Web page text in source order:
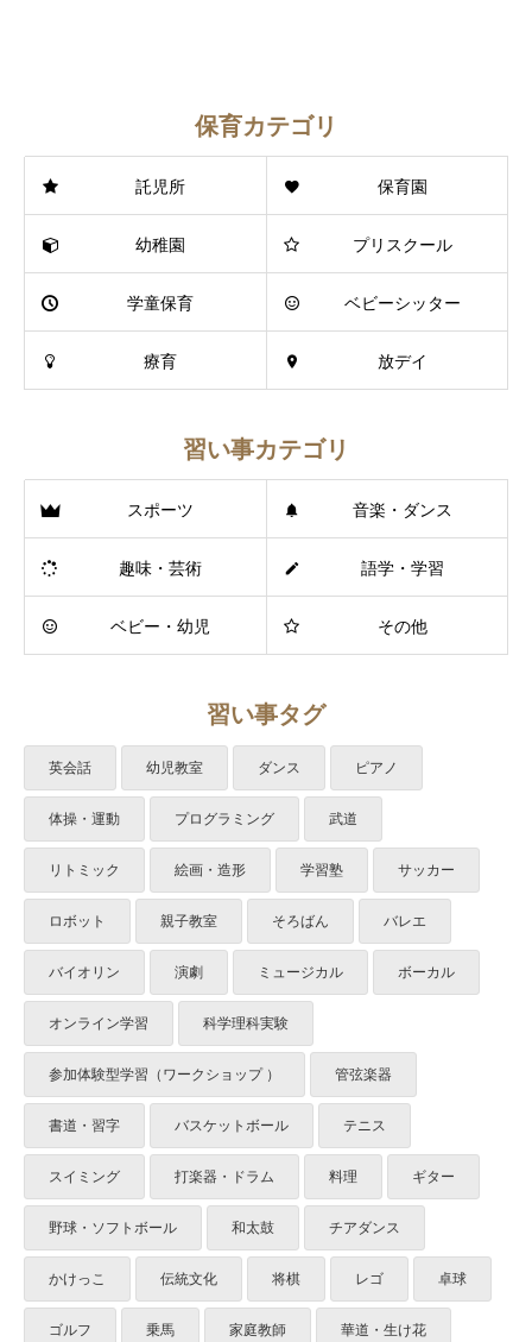
保育カテゴリ
託児所 保育園
幼稚園 プリスクール
学童保育 ベビーシッター
療育 放デイ
習い事カテゴリ
スポーツ 音楽・ダンス
趣味・芸術 語学・学習
ベビー・幼児 その他
習い事タグ
英会話 幼児教室 ダンス ピアノ
体操・運動 プログラミング 武道
リトミック 絵画・造形 学習塾 サッカー
ロボット 親子教室 そろばん バレエ
バイオリン 演劇 ミュージカル ボーカル
オンライン学習 科学理科実験
参加体験型学習（ワークショップ ） 管弦楽器
書道・習字 バスケットボール テニス
スイミング 打楽器・ドラム 料理 ギター
野球・ソフトボール 和太鼓 チアダンス
かけっこ 伝統文化 将棋 レゴ 卓球
ゴルフ 乗馬 家庭教師 華道・生け花